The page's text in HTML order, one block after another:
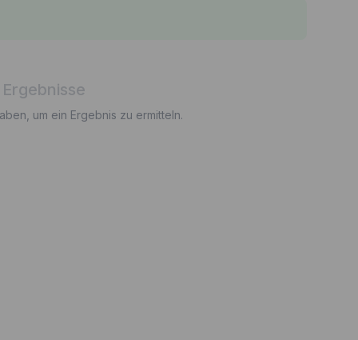
um ein Ergebnis zu ermitteln.